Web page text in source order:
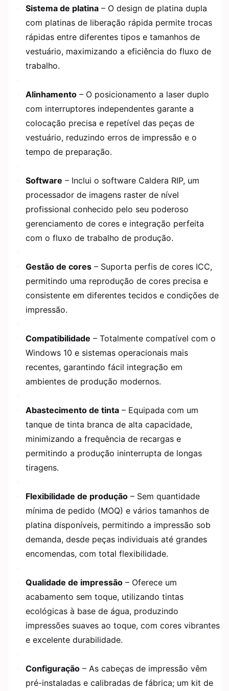
Sistema de platina– O design de platina dupla
com platinas de liberação rápida permite trocas
rápidas entre diferentes tipos e tamanhos de
vestuário, maximizando a eficiência do fluxo de
trabalho.
Alinhamento– O posicionamento a laser duplo
com interruptores independentes garante a
colocação precisa e repetível das peças de
vestuário, reduzindo erros de impressão e o
tempo de preparação.
Software – Inclui o software Caldera RIP, um
processador de imagens raster de nível
profissional conhecido pelo seu poderoso
gerenciamento de cores e integração perfeita
com o fluxo de trabalho de produção.
Gestão de cores– Suporta perfis de cores ICC,
permitindo uma reprodução de cores precisa e
consistente em diferentes tecidos e condições de
impressão.
Compatibilidade – Totalmente compatível com o
Windows 10 e sistemas operacionais mais
recentes, garantindo fácil integração em
ambientes de produção modernos.
Abastecimento de tinta– Equipada com um
tanque de tinta branca de alta capacidade,
minimizando a frequência de recargas e
permitindo a produção ininterrupta de longas
tiragens.
Flexibilidade de produção– Sem quantidade
mínima de pedido (MOQ) e vários tamanhos de
platina disponíveis, permitindo a impressão sob
demanda, desde peças individuais até grandes
encomendas, com total flexibilidade.
Qualidade de impressão– Oferece um
acabamento sem toque, utilizando tintas
ecológicas à base de água, produzindo
impressões suaves ao toque, com cores vibrantes
e excelente durabilidade.
Configuração– As cabeças de impressão vêm
pré-instaladas e calibradas de fábrica; um kit de